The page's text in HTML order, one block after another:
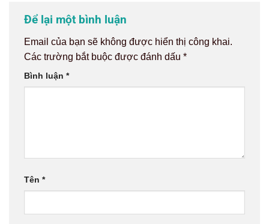
Để lại một bình luận
Email của bạn sẽ không được hiển thị công khai.
Các trường bắt buộc được đánh dấu *
Bình luận *
Tên *